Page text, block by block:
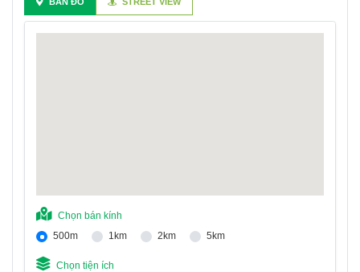
Chọn bán kính
500m
1km 2km 5km
Chọn tiện ích